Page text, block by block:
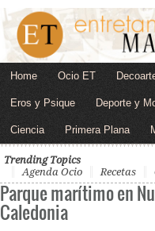
Home Ocio ET
Eros y Psique Deporte y
Ciencia Primera Plana
Trending Topics
Agenda Ocio
Recetas
Parque marítimo en
Caledonia